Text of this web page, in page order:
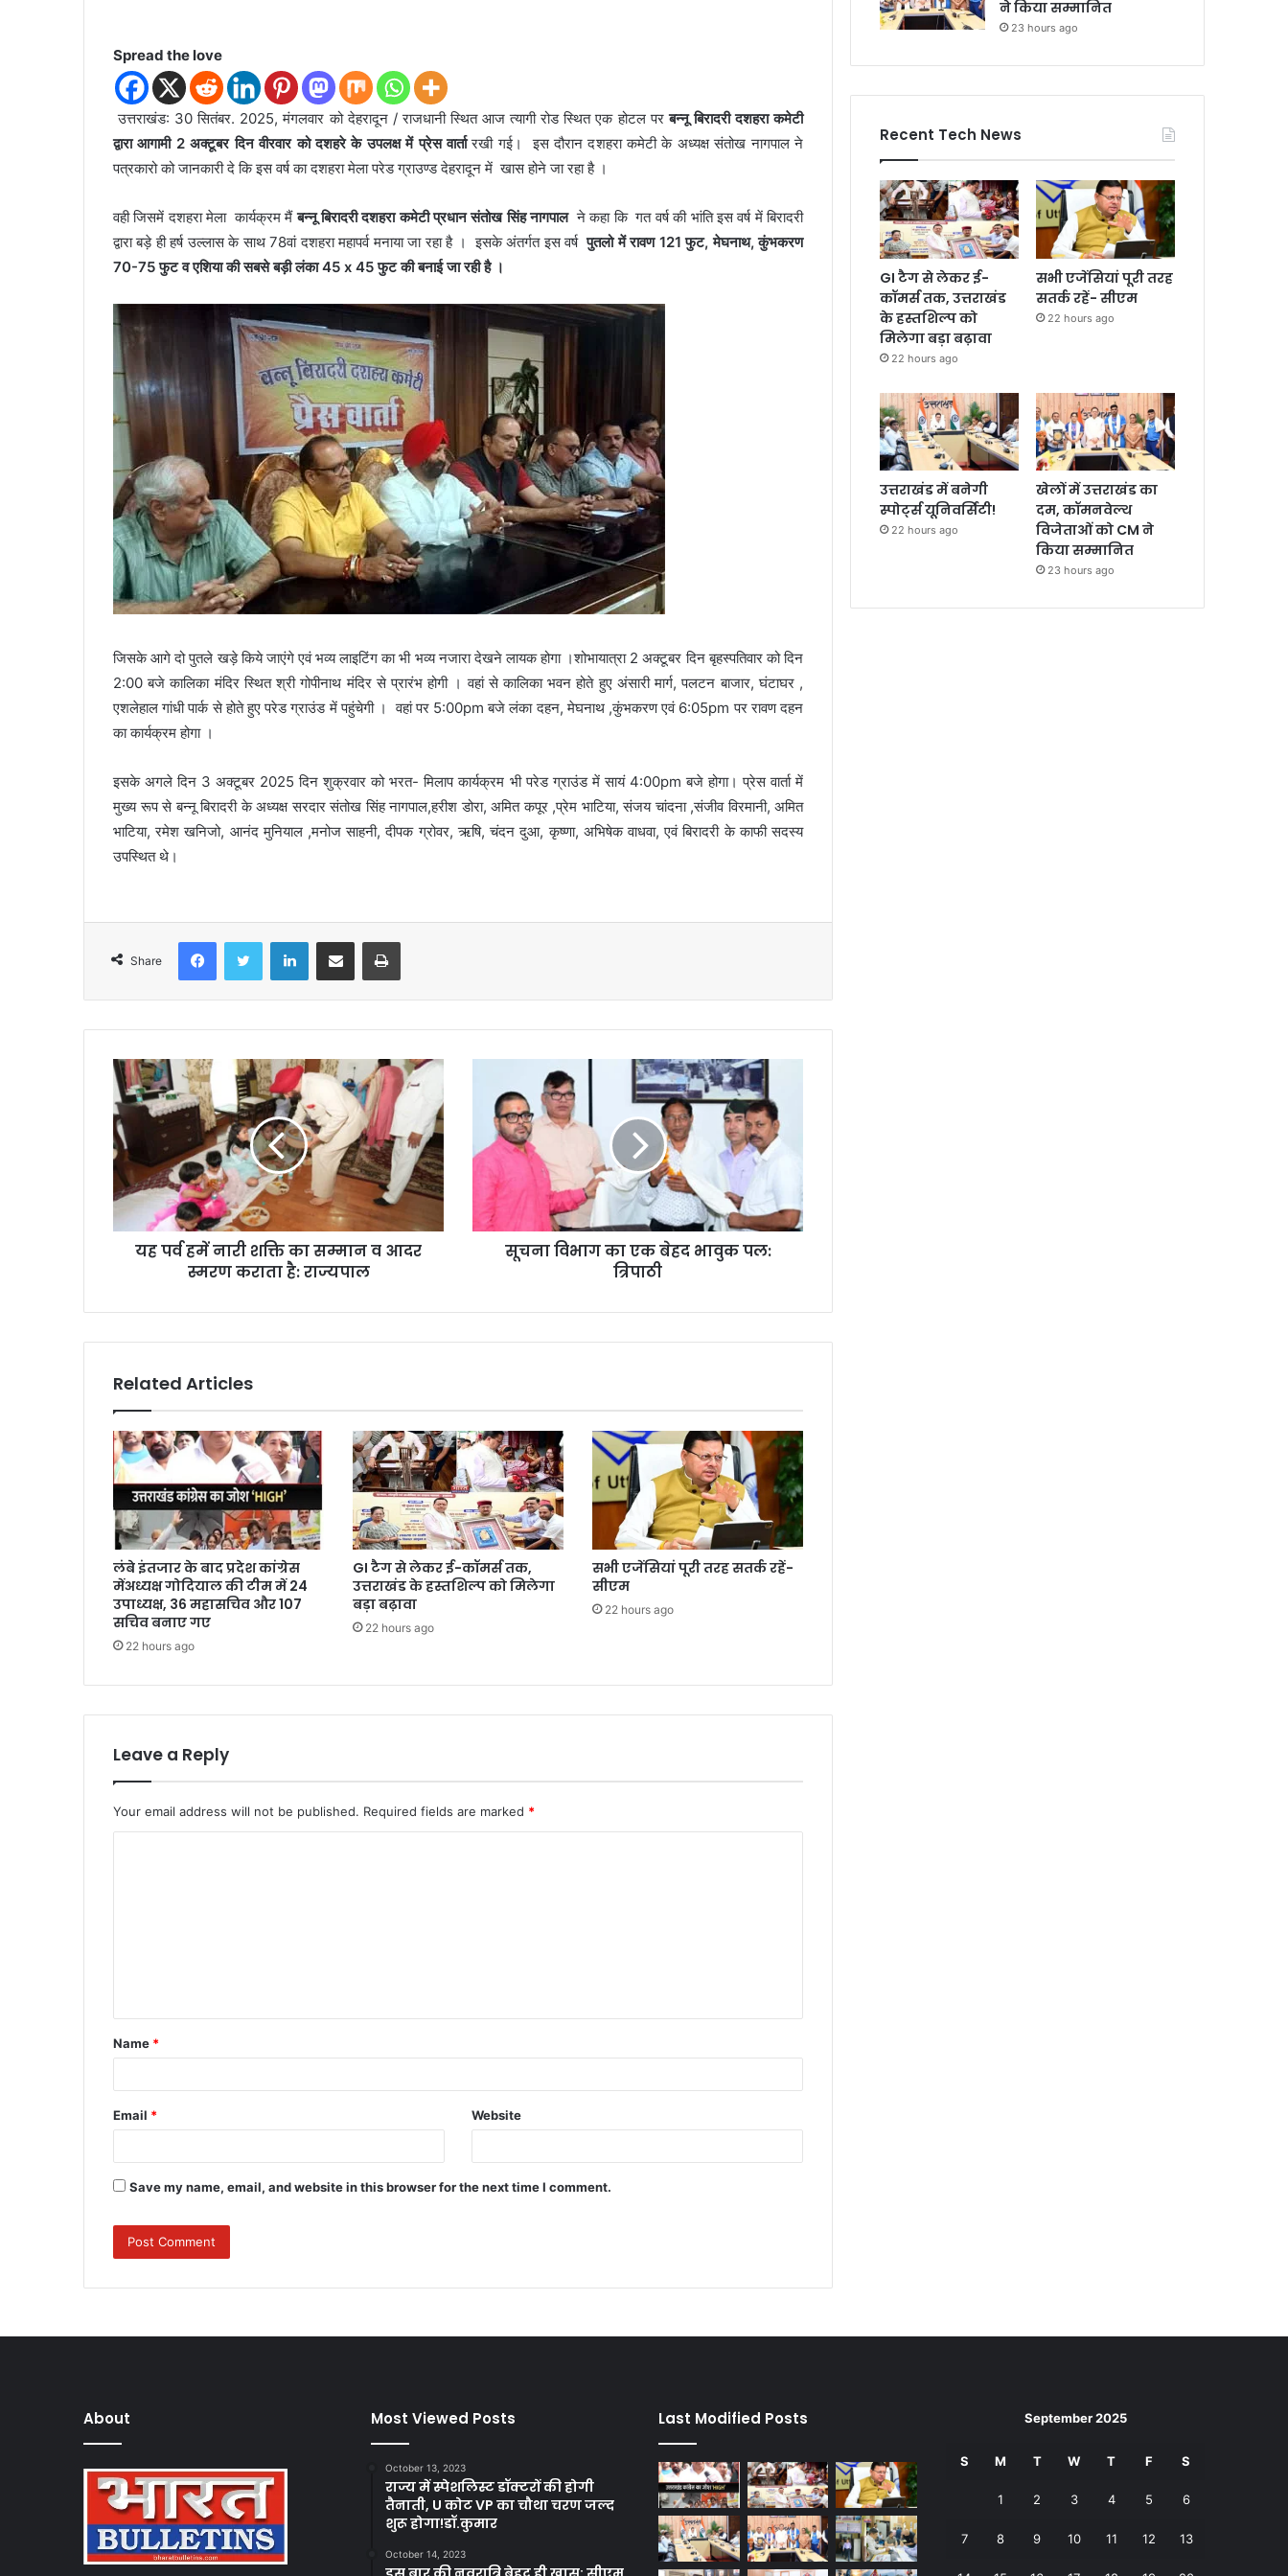
Spread the love
उत्तराखंड: 30 सितंबर. 2025, मंगलवार को देहरादून / राजधानी स्थित आज त्यागी रोड स्थित एक होटल परबन्नू बिरादरी दशहरा कमेटी
द्वारा आगामी 2 अक्टूबर दिन वीरवार को दशहरे के उपलक्ष में प्रेस वार्तारखी गई। इस दौरान दशहरा कमेटी के अध्यक्ष संतोख नागपाल ने
पत्रकारो को जानकारी दे कि इस वर्ष का दशहरा मेला परेड ग्राउण्ड देहरादून में खास होने जा रहा है ।
वही जिसमें दशहरा मेला कार्यक्रम मैंबन्नू बिरादरी दशहरा कमेटी प्रधान संतोख सिंह नागपालने कहा कि गत वर्ष की भांति इस वर्ष में बिरादरी
द्वारा बड़े ही हर्ष उल्लास के साथ 78वां दशहरा महापर्व मनाया जा रहा है । इसके अंतर्गत इस वर्षपुतलो में रावण 121 फुट, मेघनाथ, कुंभकरण
70-75 फुट व एशिया की सबसे बड़ी लंका 45 x 45 फुट की बनाई जा रही है ।
जिसके आगे दो पुतले खड़े किये जाएंगे एवं भव्य लाइटिंग का भी भव्य नजारा देखने लायक होगा ।शोभायात्रा 2 अक्टूबर दिन बृहस्पतिवार को दिन
2:00 बजे कालिका मंदिर स्थित श्री गोपीनाथ मंदिर से प्रारंभ होगी । वहां से कालिका भवन होते हुए अंसारी मार्ग, पलटन बाजार, घंटाघर ,
एशलेहाल गांधी पार्क से होते हुए परेड ग्राउंड में पहुंचेगी । वहां पर 5:00pm बजे लंका दहन, मेघनाथ ,कुंभकरण एवं 6:05pm पर रावण दहन
का कार्यक्रम होगा ।
इसके अगले दिन 3 अक्टूबर 2025 दिन शुक्रवार को भरत- मिलाप कार्यक्रम भी परेड ग्राउंड में सायं 4:00pm बजे होगा। प्रेस वार्ता में
मुख्य रूप से बन्नू बिरादरी के अध्यक्ष सरदार संतोख सिंह नागपाल,हरीश डोरा, अमित कपूर ,प्रेम भाटिया, संजय चांदना ,संजीव विरमानी, अमित
भाटिया, रमेश खनिजो, आनंद मुनियाल ,मनोज साहनी, दीपक ग्रोवर, ऋषि, चंदन दुआ, कृष्णा, अभिषेक वाधवा, एवं बिरादरी के काफी सदस्य
उपस्थित थे।
Share
यह पर्व हमें नारी शक्ति का सम्मान व आदर
स्मरण कराता है: राज्यपाल
सूचना विभाग का एक बेहद भावुक पल:
त्रिपाठी
Related Articles
लंबे इंतजार के बाद प्रदेश कांग्रेस
मेंअध्यक्ष गोदियाल की टीम में 24
उपाध्यक्ष, 36 महासचिव और 107
सचिव बनाए गए
22 hours ago
GI टैग से लेकर ई-कॉमर्स तक,
उत्तराखंड के हस्तशिल्प को मिलेगा
बड़ा बढ़ावा
22 hours ago
सभी एजेंसियां पूरी तरह सतर्क रहें-
सीएम
22 hours ago
Leave a Reply
Your email address will not be published. Required fields are marked *
t
*
Name *
Email * Website
Save my name, email, and website in this browser for the next time I comment.
ने किया सम्मानित
23 hours ago
Recent Tech News
GI टैग से लेकर ई-
कॉमर्स तक, उत्तराखंड
के हस्तशिल्प को
मिलेगा बड़ा बढ़ावा
22 hours ago
सभी एजेंसियां पूरी तरह
सतर्क रहें- सीएम
22 hours ago
उत्तराखंड में बनेगी
स्पोर्ट्स यूनिवर्सिटी!
22 hours ago
खेलों में उत्तराखंड का
दम, कॉमनवेल्थ
विजेताओं को CM ने
किया सम्मानित
23 hours ago
About Most Viewed Posts
October 13, 2023
राज्य में स्पेशलिस्ट डॉक्टरों की होगी
तैनाती, U कोट VP का चौथा चरण जल्द
शुरू होगा!डॉ.कुमार
October 14, 2023
Last Modified Posts September 2025
S M T W T F S
1 2 3 4 5 6
7 8 9 10 11 12 13